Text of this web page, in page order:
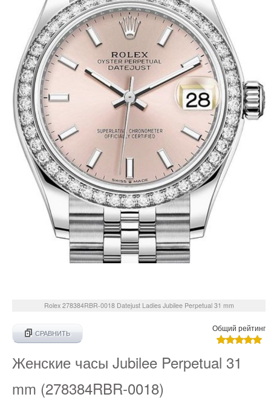
Rolex 278384RBR-0018 Datejust Ladies Jubilee Perpetual 31 mm
СРАВНИТЬ
Общий рейтинг
Женские часы Jubilee Perpetual 31
mm (278384RBR-0018)